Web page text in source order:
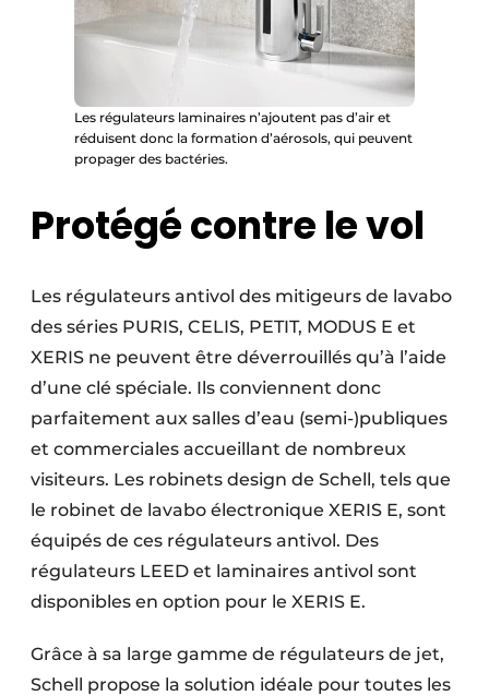
Les régulateurs laminaires n’ajoutent pas d’air et
réduisent donc la formation d’aérosols, qui peuvent
propager des bactéries.
Protégé contre le vol
Les régulateurs antivol des mitigeurs de lavabo
des séries PURIS, CELIS, PETIT, MODUS E et
XERIS ne peuvent être déverrouillés qu’à l’aide
d’une clé spéciale. Ils conviennent donc
parfaitement aux salles d’eau (semi-)publiques
et commerciales accueillant de nombreux
visiteurs. Les robinets design de Schell, tels que
le robinet de lavabo électronique XERIS E, sont
équipés de ces régulateurs antivol. Des
régulateurs LEED et laminaires antivol sont
disponibles en option pour le XERIS E.
Grâce à sa large gamme de régulateurs de jet,
Schell propose la solution idéale pour toutes les